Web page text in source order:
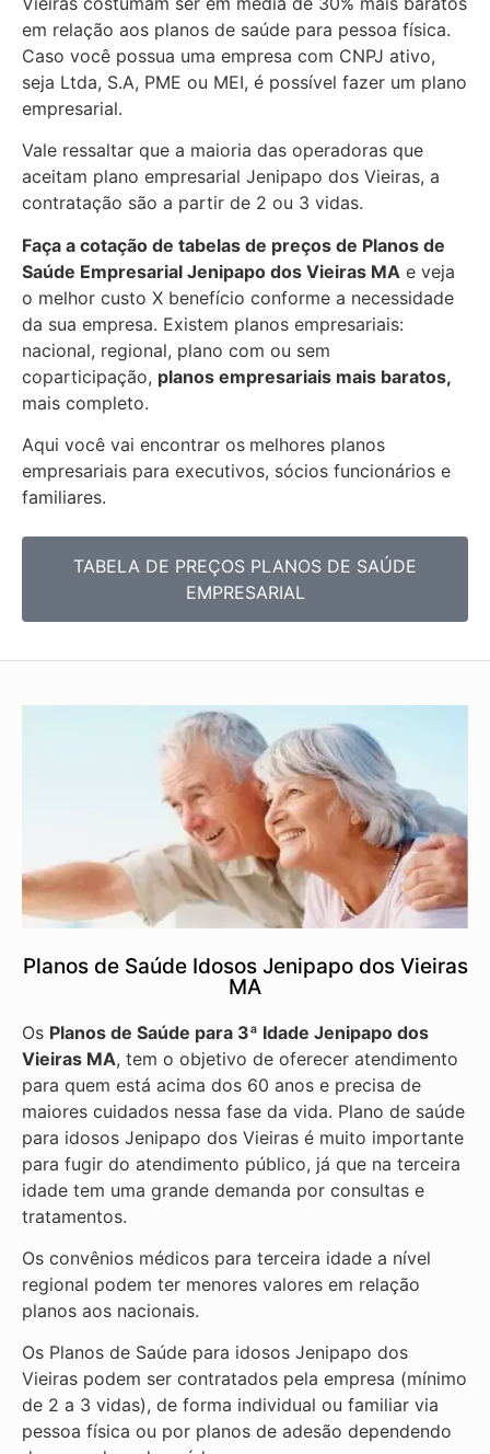
em relação aos planos de saúde para pessoa física.
Caso você possua uma empresa com CNPJ ativo,
seja Ltda, S.A, PME ou MEI, é possível fazer um plano
empresarial.
Vale ressaltar que a maioria das operadoras que
aceitam plano empresarial Jenipapo dos Vieiras, a
contratação são a partir de 2 ou 3 vidas.
Faça a cotação de tabelas de preços de Planos de
Saúde Empresarial Jenipapo dos Vieiras MA e veja
o melhor custo X benefício conforme a necessidade
da sua empresa. Existem planos empresariais:
nacional, regional, plano com ou sem
coparticipação, planos empresariais mais baratos,
mais completo.
Aqui você vai encontrar os melhores planos
empresariais para executivos, sócios funcionários e
familiares.
TABELA DE PREÇOS PLANOS DE SAÚDE
EMPRESARIAL
Planos de Saúde Idosos Jenipapo dos Vieiras
MA
Os Planos de Saúde para 3ª Idade Jenipapo dos
Vieiras MA, tem o objetivo de oferecer atendimento
para quem está acima dos 60 anos e precisa de
maiores cuidados nessa fase da vida. Plano de saúde
para idosos Jenipapo dos Vieiras é muito importante
para fugir do atendimento público, já que na terceira
idade tem uma grande demanda por consultas e
tratamentos.
Os convênios médicos para terceira idade a nível
regional podem ter menores valores em relação
planos aos nacionais.
Os Planos de Saúde para idosos Jenipapo dos
Vieiras podem ser contratados pela empresa (mínimo
de 2 a 3 vidas), de forma individual ou familiar via
pessoa física ou por planos de adesão dependendo